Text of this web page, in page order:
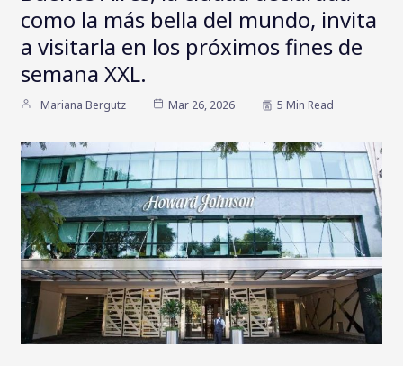
como la más bella del mundo, invita
a visitarla en los próximos fines de
semana XXL.
Mariana Bergutz Mar 26, 2026 5 Min Read